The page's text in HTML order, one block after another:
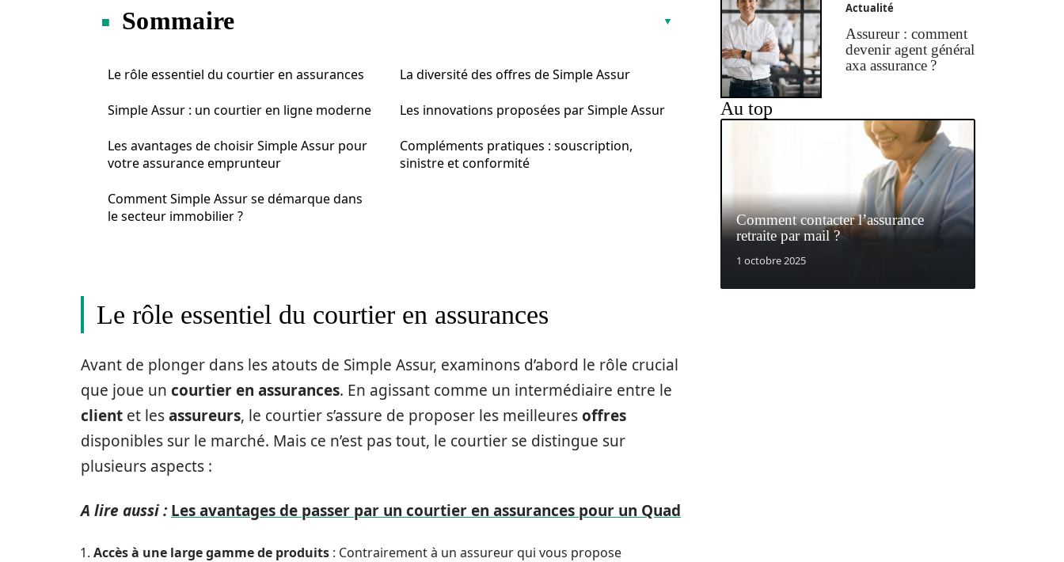
Sommaire
Le rôle essentiel du courtier en assurances
Simple Assur : un courtier en ligne moderne
Les avantages de choisir Simple Assur pour
votre assurance emprunteur
Comment Simple Assur se démarque dans
le secteur immobilier ?
La diversité des offres de Simple Assur
Les innovations proposées par Simple Assur
Compléments pratiques : souscription,
sinistre et conformité
Le rôle essentiel du courtier en assurances
Avant de plonger dans les atouts de Simple Assur, examinons d’abord le rôle crucial
que joue un courtier en assurances. En agissant comme un intermédiaire entre le
client et lesassureurs, le courtier s’assure de proposer les meilleuresoffres
disponibles sur le marché. Mais ce n’est pas tout, le courtier se distingue sur
plusieurs aspects :
A lire aussi : Les avantages de passer par un courtier en assurances pour un Quad
Accès à une large gamme de produits : Contrairement à un assureur qui vous propose
Actualité
Assureur : comment
devenir agent général
axa assurance ?
Au top
Comment contacter l’assurance
retraite par mail ?
1 octobre 2025